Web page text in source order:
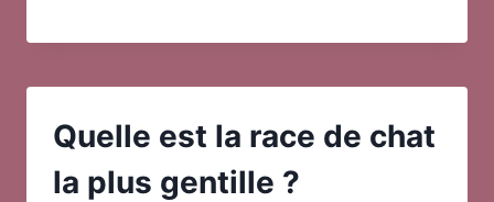
Quelle est la race de chat
la plus gentille ?